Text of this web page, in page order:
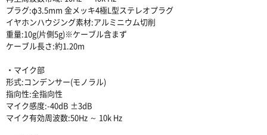
プラグ:φ3.5mm 金メッキ4極L型ステレオプラグ
イヤホンハウジング素材:アルミニウム切削
重量:10g(片側5g)※ケーブル含まず
ケーブル長さ:約1.20m
・マイク部
形式:コンデンサー(モノラル)
指向性:全指向性
マイク感度:-40dB ±3dB
マイク有効周波数:50Hz ～ 10k Hz